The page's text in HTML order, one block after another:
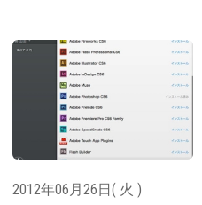
2012年06月26日( 火 )